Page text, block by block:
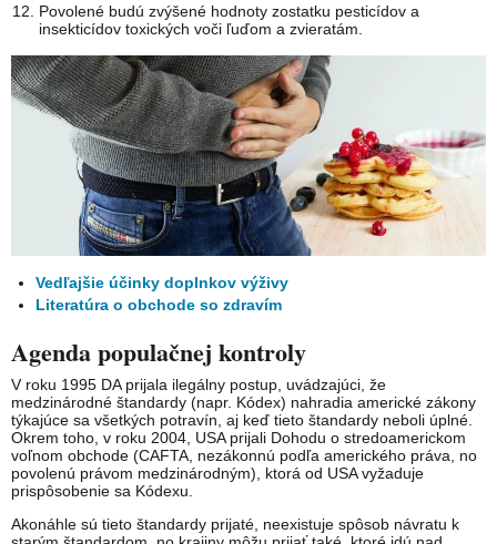
Povolené budú zvýšené hodnoty zostatku pesticídov a
insekticídov toxických voči ľuďom a zvieratám.
Vedľajšie účinky doplnkov výživy
Literatúra o obchode so zdravím
Agenda populačnej kontroly
V roku 1995 DA prijala ilegálny postup, uvádzajúci, že
medzinárodné štandardy (napr. Kódex) nahradia americké zákony
týkajúce sa všetkých potravín, aj keď tieto štandardy neboli úplné.
Okrem toho, v roku 2004, USA prijali Dohodu o stredoamerickom
voľnom obchode (CAFTA, nezákonnú podľa amerického práva, no
povolenú právom medzinárodným), ktorá od USA vyžaduje
prispôsobenie sa Kódexu.
Akonáhle sú tieto štandardy prijaté, neexistuje spôsob návratu k